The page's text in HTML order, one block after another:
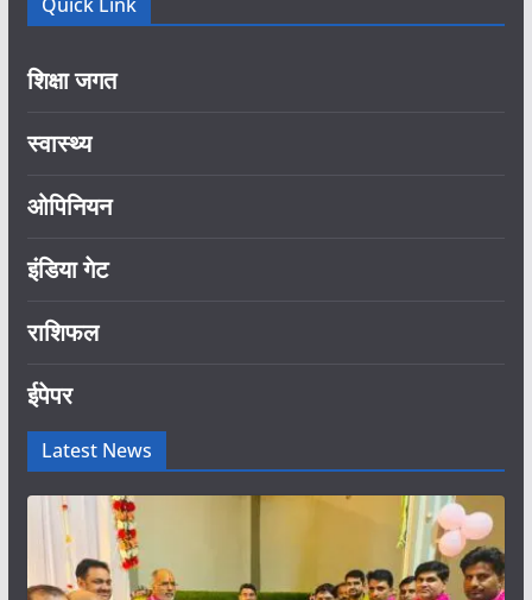
शिक्षा जगत
स्वास्थ्य
ओपिनियन
इंडिया गेट
राशिफल
ईपेपर
Latest News